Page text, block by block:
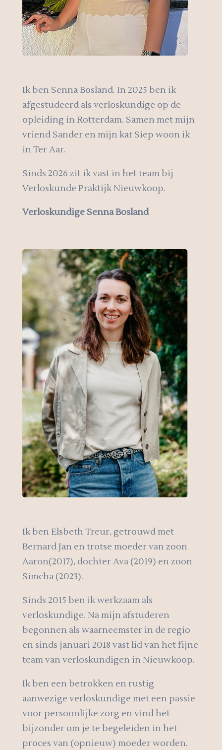
Ik ben Senna Bosland. In 2025 ben ik
afgestudeerd als verloskundige op de
opleiding in Rotterdam. Samen met mijn
vriend Sander en mijn kat Siep woon ik
in Ter Aar.
Sinds 2026 zit ik vast in het team bij
Verloskunde Praktijk Nieuwkoop.
Verloskundige Senna Bosland
Ik ben Elsbeth Treur, getrouwd met
Bernard Jan en trotse moeder van zoon
Aaron(2017), dochter Ava (2019) en zoon
Simcha (2023).
Sinds 2015 ben ik werkzaam als
verloskundige. Na mijn afstuderen
begonnen als waarneemster in de regio
en sinds januari 2018 vast lid van het fijne
team van verloskundigen in Nieuwkoop.
Ik ben een betrokken en rustig
aanwezige verloskundige met een passie
voor persoonlijke zorg en vind het
bijzonder om je te begeleiden in het
proces van (opnieuw) moeder worden.